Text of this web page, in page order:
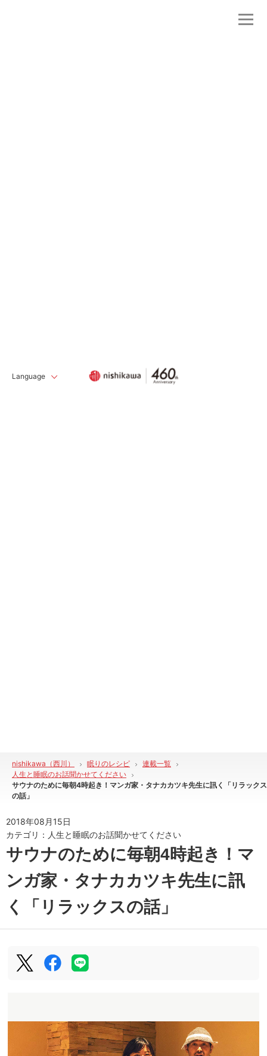
Language
nishikawa（西川） 眠りのレシピ
連載一覧
人生と睡眠のお話聞かせてください
サウナのために毎朝4時起き！マンガ家・タナカカツキ先生に訊く「リラックス
の話」
2018年08月15日
カテゴリ： 人生と睡眠のお話聞かせてください
サウナのために毎朝4時起き！マ
ンガ家・タナカカツキ先生に訊
く「リラックスの話」